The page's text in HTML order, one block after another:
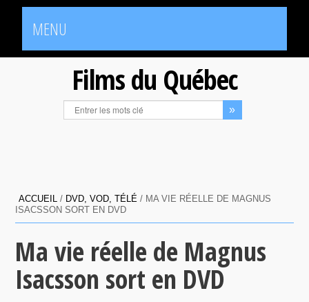
MENU
Films du Québec
ACCUEIL / DVD, VOD, TÉLÉ / MA VIE RÉELLE DE MAGNUS
ISACSSON SORT EN DVD
Ma vie réelle de Magnus
Isacsson sort en DVD